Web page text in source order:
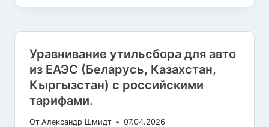
Уравнивание утильсбора для авто
из ЕАЭС (Беларусь, Казахстан,
Кыргызстан) с российскими
тарифами.
От Александр Шмидт 07.04.2026